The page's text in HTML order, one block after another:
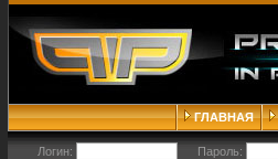
ГЛАВНАЯ
Логин: Пароль: